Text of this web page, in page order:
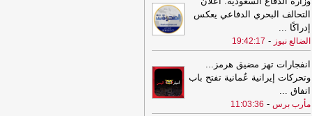
21:06
شعب حضرموت يواصل صدارة
اليمني وتعليق أنشطة الاتحاد في
-السهوة يمن
21:06
شعب حضرموت يواصل صدارة
اليمني وتعليق أنشطة الاتحاد في
-الصهوة يمن
21:02
توكل كرمان تدين هجوم الحوثيين
قوات الطوارئ وتدعو إلى محاسبة
التحالف البحري الدفاعي يعكس
إدراكًا ...
الضالع نيوز -
19:42:17
انفجارات تهز مضيق هرمز...
وتحركات إيرانية عُمانية تفتح باب
اتفاق ...
مأرب برس -
11:03:36